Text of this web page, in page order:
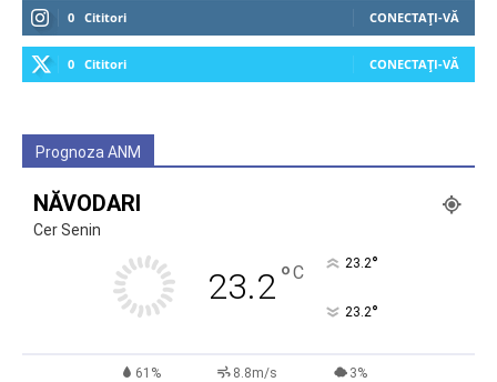
0 Cititori CONECTAȚI-VĂ
0 Cititori CONECTAȚI-VĂ
Prognoza ANM
NĂVODARI
Cer Senin
23.2°C 23.2°
23.2°
61% 8.8m/s 3%